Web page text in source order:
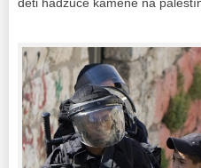
deti hádžuce kamene na